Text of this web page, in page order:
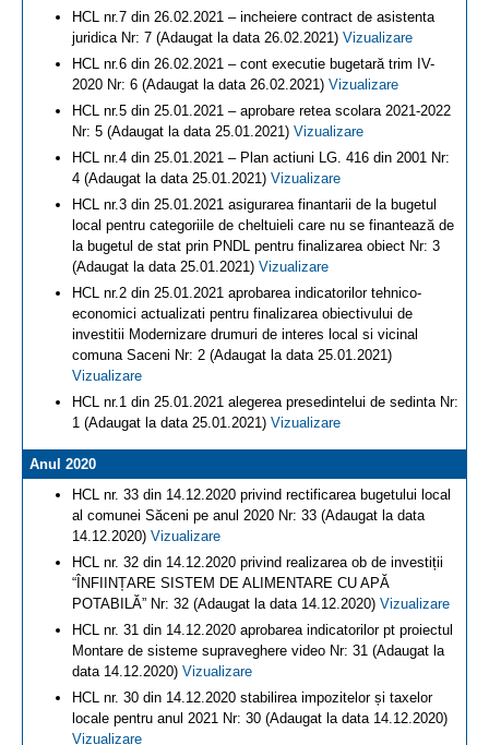
HCL nr.7 din 26.02.2021 – incheiere contract de asistenta
juridica Nr: 7 (Adaugat la data 26.02.2021) Vizualizare
HCL nr.6 din 26.02.2021 – cont executie bugetară trim IV-
2020 Nr: 6 (Adaugat la data 26.02.2021) Vizualizare
HCL nr.5 din 25.01.2021 – aprobare retea scolara 2021-2022
Nr: 5 (Adaugat la data 25.01.2021) Vizualizare
HCL nr.4 din 25.01.2021 – Plan actiuni LG. 416 din 2001 Nr:
4 (Adaugat la data 25.01.2021) Vizualizare
HCL nr.3 din 25.01.2021 asigurarea finantarii de la bugetul
local pentru categoriile de cheltuieli care nu se finantează de
la bugetul de stat prin PNDL pentru finalizarea obiect Nr: 3
(Adaugat la data 25.01.2021) Vizualizare
HCL nr.2 din 25.01.2021 aprobarea indicatorilor tehnico-
economici actualizati pentru finalizarea obiectivului de
investitii Modernizare drumuri de interes local si vicinal
comuna Saceni Nr: 2 (Adaugat la data 25.01.2021)
Vizualizare
HCL nr.1 din 25.01.2021 alegerea presedintelui de sedinta Nr:
1 (Adaugat la data 25.01.2021) Vizualizare
Anul 2020
HCL nr. 33 din 14.12.2020 privind rectificarea bugetului local
al comunei Săceni pe anul 2020 Nr: 33 (Adaugat la data
14.12.2020) Vizualizare
HCL nr. 32 din 14.12.2020 privind realizarea ob de investiții
“ÎNFIINȚARE SISTEM DE ALIMENTARE CU APĂ
POTABILĂ” Nr: 32 (Adaugat la data 14.12.2020) Vizualizare
HCL nr. 31 din 14.12.2020 aprobarea indicatorilor pt proiectul
Montare de sisteme supraveghere video Nr: 31 (Adaugat la
data 14.12.2020) Vizualizare
HCL nr. 30 din 14.12.2020 stabilirea impozitelor și taxelor
locale pentru anul 2021 Nr: 30 (Adaugat la data 14.12.2020)
Vizualizare